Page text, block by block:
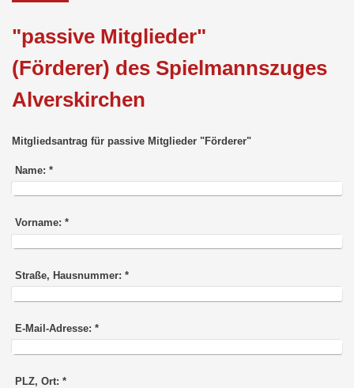
"passive Mitglieder"
(Förderer) des Spielmannszuges
Alverskirchen
Mitgliedsantrag für passive Mitglieder "Förderer"
Name: *
Vorname: *
Straße, Hausnummer: *
E-Mail-Adresse: *
PLZ, Ort: *